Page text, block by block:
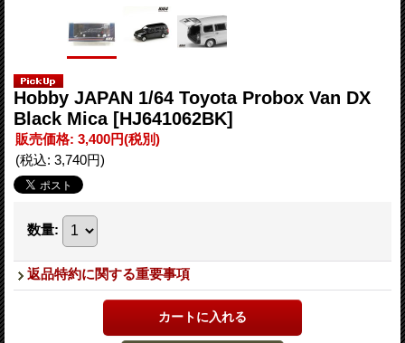
Hobby JAPAN 1/64 Toyota Probox Van DX
Black Mica [HJ641062BK]
販売価格: 3,400円(税別)
(税込: 3,740円)
数量:
返品特約に関する重要事項